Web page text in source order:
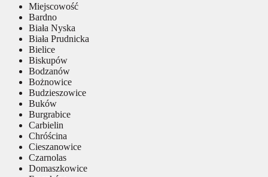
Miejscowość
Bardno
Biała Nyska
Biała Prudnicka
Bielice
Biskupów
Bodzanów
Bożnowice
Budzieszowice
Buków
Burgrabice
Carbielin
Chróścina
Cieszanowice
Czarnolas
Domaszkowice